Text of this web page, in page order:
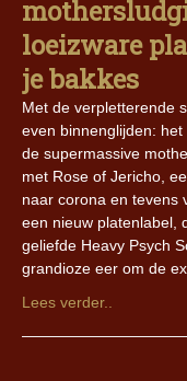
loeizware
je bakkes
Met de verpletterende
even binnenglijden:
de supermassive
met Rose of Jericho,
naar corona en tevens
een nieuw platenlabel,
geliefde Heavy Psych
grandioze eer om de
Lees verder..